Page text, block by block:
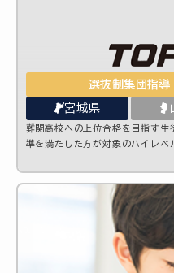
選抜制集団指導
宮城県
難関高校への上位合格を目指す生
準を満たした方が対象のハイレベ